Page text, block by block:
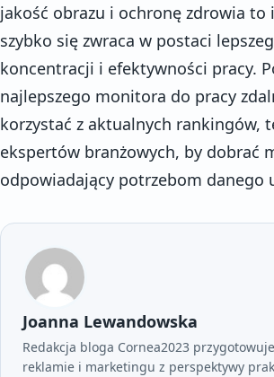
jakość obrazu i ochronę zdrowia to
szybko się zwraca w postaci
koncentracji i efektywności pracy.
najlepszego monitora do pracy
korzystać z aktualnych rankingów,
ekspertów branżowych, by dobrać
odpowiadający potrzebom danego
Joanna Lewandowska
Redakcja bloga Cornea2023
reklamie i marketingu z perspektywy